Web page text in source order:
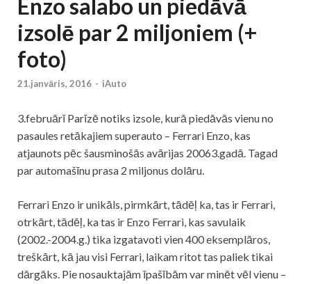
Enzo salabo un piedāvā
izsolē par 2 miljoniem (+
foto)
21.janvāris, 2016 - iAuto
3.februārī Parīzē notiks izsole, kurā piedāvās vienu no
pasaules retākajiem superauto – Ferrari Enzo, kas
atjaunots pēc šausminošās avārijas 20063.gadā. Tagad
par automašīnu prasa 2 miljonus dolāru.
Ferrari Enzo ir unikāls, pirmkārt, tādēļ ka, tas ir Ferrari,
otrkārt, tādēļ, ka tas ir Enzo Ferrari, kas savulaik
(2002.-2004.g.) tika izgatavoti vien 400 eksemplāros,
treškārt, kā jau visi Ferrari, laikam ritot tas paliek tikai
dārgāks. Pie nosauktajām īpašībām var minēt vēl vienu –